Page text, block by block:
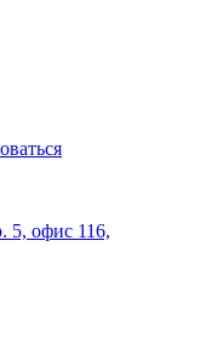
5, офис 116,